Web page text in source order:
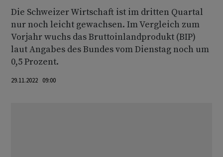
Die Schweizer Wirtschaft ist im dritten Quartal
nur noch leicht gewachsen. Im Vergleich zum
Vorjahr wuchs das Bruttoinlandprodukt (BIP)
laut Angabes des Bundes vom Dienstag noch um
0,5 Prozent.
29.11.2022 09:00